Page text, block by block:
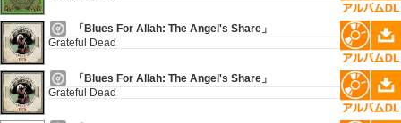
「Blues For Allah: The Angel's Share」
Grateful Dead
「Blues For Allah: The Angel's Share」
Grateful Dead